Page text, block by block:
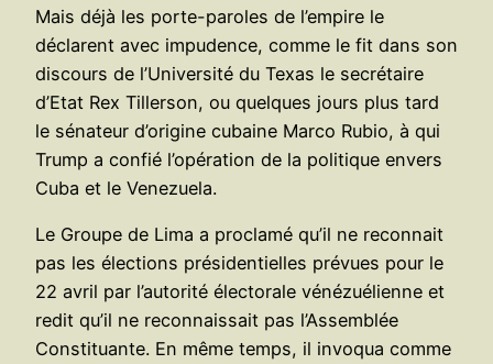
Mais déjà les porte-paroles de l’empire le
déclarent avec impudence, comme le fit dans son
discours de l’Université du Texas le secrétaire
d’Etat Rex Tillerson, ou quelques jours plus tard
le sénateur d’origine cubaine Marco Rubio, à qui
Trump a confié l’opération de la politique envers
Cuba et le Venezuela.
Le Groupe de Lima a proclamé qu’il ne reconnait
pas les élections présidentielles prévues pour le
22 avril par l’autorité électorale vénézuélienne et
redit qu’il ne reconnaissait pas l’Assemblée
Constituante. En même temps, il invoqua comme